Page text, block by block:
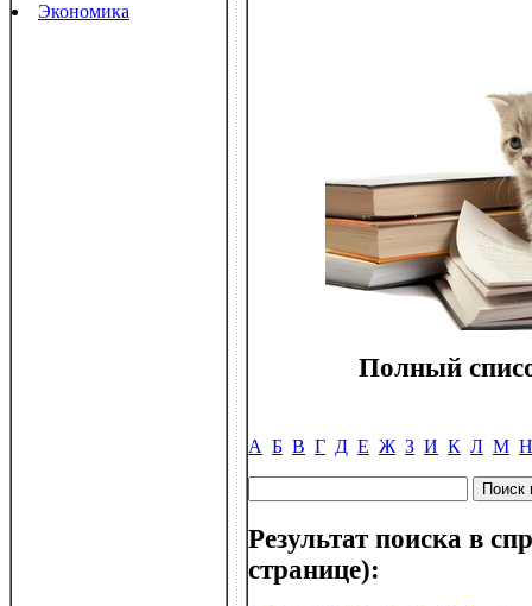
Экономика
Полный
А Б В Г Д Е Ж З И К Л М Н
Результат поиска в
странице):